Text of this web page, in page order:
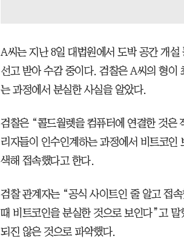
A씨는 지난 8일 대법원에서 도박 공간 개
선고 받아 수감 중이다. 검찰은 A씨의 형이
는 과정에서 분실한 사실을 알았다.
검찰은 “콜드월렛을 컴퓨터에 연결한 것은
리자들이 인수인계하는 과정에서 비트코
색해 접속했다고 한다.
검찰 관계자는 “공식 사이트인 줄 알고 접
때 비트코인을 분실한 것으로 보인다”고
되진 않은 것으로 파악했다.